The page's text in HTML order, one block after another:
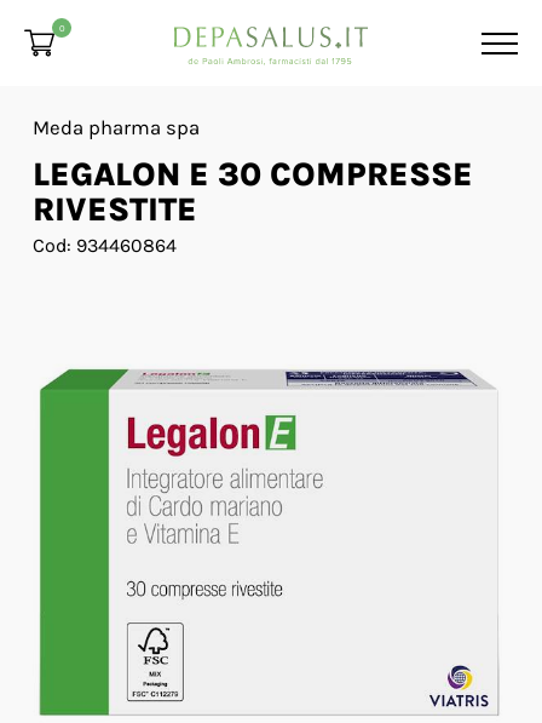
0
Meda pharma spa
LEGALON E 30 COMPRESSE
RIVESTITE
Cod: 934460864